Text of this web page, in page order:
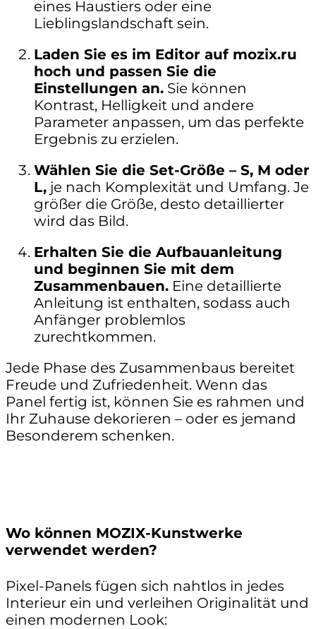
eines Haustiers oder eine
Lieblingslandschaft sein.
Laden Sie es im Editor auf mozix.ru
hoch und passen Sie die
Einstellungen an. Sie können
Kontrast, Helligkeit und andere
Parameter anpassen, um das perfekte
Ergebnis zu erzielen.
Wählen Sie die Set-Größe – S, M oder
L, je nach Komplexität und Umfang. Je
größer die Größe, desto detaillierter
wird das Bild.
Erhalten Sie die Aufbauanleitung
und beginnen Sie mit dem
Zusammenbauen. Eine detaillierte
Anleitung ist enthalten, sodass auch
Anfänger problemlos
zurechtkommen.
Jede Phase des Zusammenbaus bereitet
Freude und Zufriedenheit. Wenn das
Panel fertig ist, können Sie es rahmen und
Ihr Zuhause dekorieren – oder es jemand
Besonderem schenken.
Wo können MOZIX-Kunstwerke
verwendet werden?
Pixel-Panels fügen sich nahtlos in jedes
Interieur ein und verleihen Originalität und
einen modernen Look: